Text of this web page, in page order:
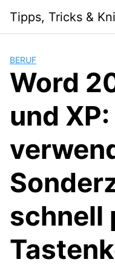
content
Tipps, Tricks &
BERUF
Word
und
schnell